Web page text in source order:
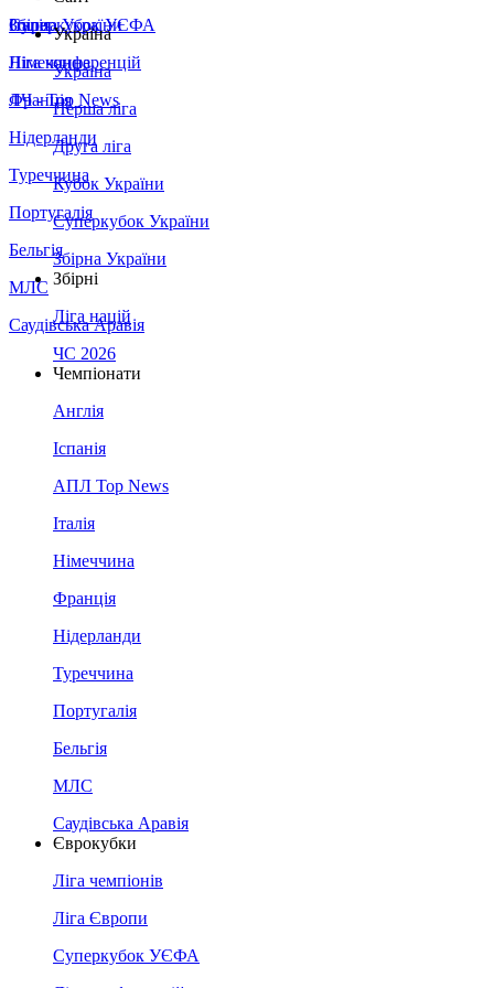
Збірна України
Італія
Німеччина
Франція
Нідерланди
Туреччина
Португалія
Бельгія
МЛС
Саудівська Аравія
Суперкубок УЄФА
Ліга конференцій
ЛЧ - Top News
Україна
Україна
Перша ліга
Друга ліга
Кубок України
Суперкубок України
Збірна України
Збірні
Ліга націй
ЧС 2026
Чемпіонати
Англія
Іспанія
АПЛ Top News
Італія
Німеччина
Франція
Нідерланди
Туреччина
Португалія
Бельгія
МЛС
Саудівська Аравія
Єврокубки
Ліга чемпіонів
Ліга Європи
Суперкубок УЄФА